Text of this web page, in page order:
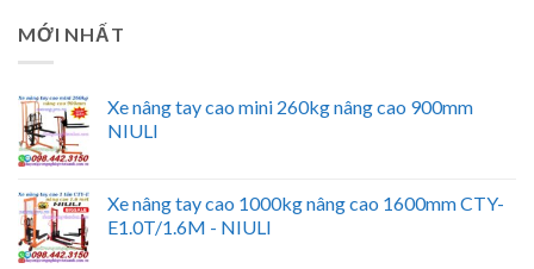
MỚI NHẤT
Xe nâng tay cao mini 260kg nâng cao 900mm
NIULI
Xe nâng tay cao 1000kg nâng cao 1600mm CTY-
E1.0T/1.6M - NIULI